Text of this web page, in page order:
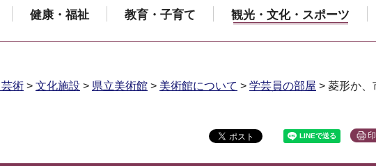
健康・福祉 教育・子育て 観光・文化・スポーツ
術 > 文化施設 > 県立美術館 > 美術館について > 学芸員の部屋 > 菱形か、